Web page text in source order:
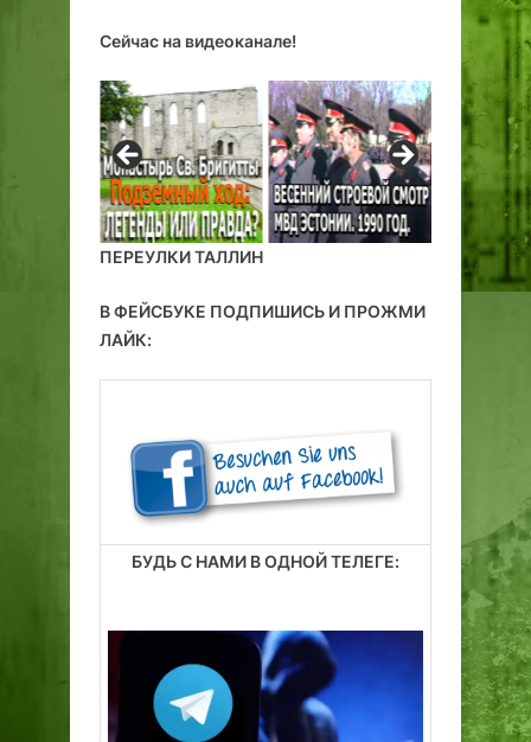
Сейчас на видеоканале!
ПЕРЕУЛКИ ТАЛЛИН
В ФЕЙСБУКЕ ПОДПИШИСЬ И ПРОЖМИ
ЛАЙК:
БУДЬ С НАМИ В ОДНОЙ ТЕЛЕГЕ: